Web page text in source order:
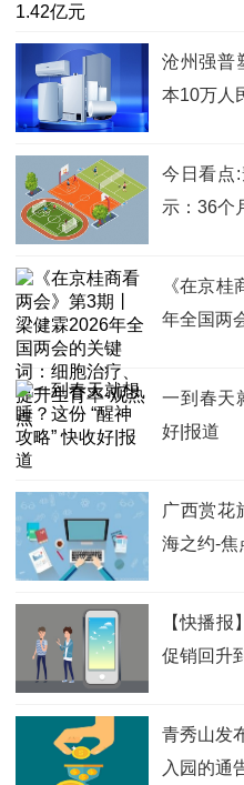
沧州强普
本10万人
今日看点
示：36个
《在京
年全国两
一到春天
好|报道
广西赏花
海之约-焦
【快播
促销回升
青秀山发
入园的通